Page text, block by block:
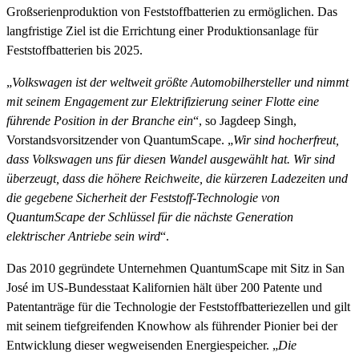
Großserienproduktion von Feststoffbatterien zu ermöglichen. Das
langfristige Ziel ist die Errichtung einer Produktionsanlage für
Feststoffbatterien bis 2025.
„Volkswagen ist der weltweit größte Automobilhersteller und nimmt
mit seinem Engagement zur Elektrifizierung seiner Flotte eine
führende Position in der Branche ein“, so Jagdeep Singh,
Vorstandsvorsitzender von QuantumScape. „Wir sind hocherfreut,
dass Volkswagen uns für diesen Wandel ausgewählt hat. Wir sind
überzeugt, dass die höhere Reichweite, die kürzeren Ladezeiten und
die gegebene Sicherheit der Feststoff-Technologie von
QuantumScape der Schlüssel für die nächste Generation
elektrischer Antriebe sein wird“.
Das 2010 gegründete Unternehmen QuantumScape mit Sitz in San
José im US-Bundesstaat Kalifornien hält über 200 Patente und
Patentanträge für die Technologie der Feststoffbatteriezellen und gilt
mit seinem tiefgreifenden Knowhow als führender Pionier bei der
Entwicklung dieser wegweisenden Energiespeicher. „Die